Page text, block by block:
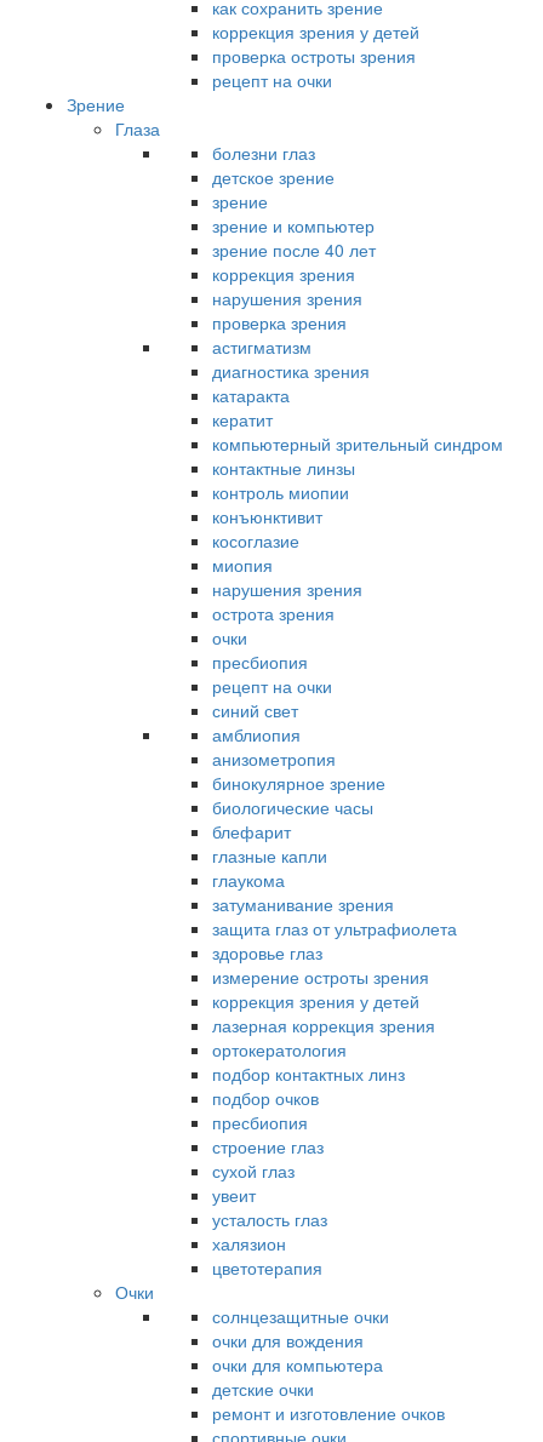
как сохранить зрение
коррекция зрения у детей
проверка остроты зрения
рецепт на очки
Зрение
Глаза
болезни глаз
детское зрение
зрение
зрение и компьютер
зрение после 40 лет
коррекция зрения
нарушения зрения
проверка зрения
астигматизм
диагностика зрения
катаракта
кератит
компьютерный зрительный синдром
контактные линзы
контроль миопии
конъюнктивит
косоглазие
миопия
нарушения зрения
острота зрения
очки
пресбиопия
рецепт на очки
синий свет
амблиопия
анизометропия
бинокулярное зрение
биологические часы
блефарит
глазные капли
глаукома
затуманивание зрения
защита глаз от ультрафиолета
здоровье глаз
измерение остроты зрения
коррекция зрения у детей
лазерная коррекция зрения
ортокератология
подбор контактных линз
подбор очков
пресбиопия
строение глаз
сухой глаз
увеит
усталость глаз
халязион
цветотерапия
Очки
солнцезащитные очки
очки для вождения
очки для компьютера
детские очки
ремонт и изготовление очков